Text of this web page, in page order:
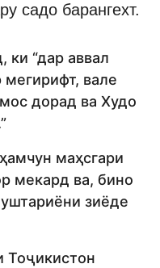
садо барангехт.
ки “дар аввал
мегирифт, вале
дорад ва Худо
маҳсгари
мекард ва, бино
зиёде
Тоҷикистон